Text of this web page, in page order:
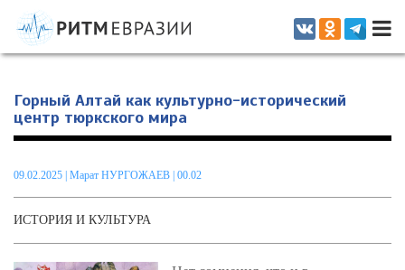
Информационно-аналитическое издание, посвященное актуальным
проблемам интеграции на постсоветском пространстве
Горный Алтай как культурно-исторический
центр тюркского мира
09.02.2025 Марат НУРГОЖАЕВ | 00.02
ИСТОРИЯ И КУЛЬТУРА